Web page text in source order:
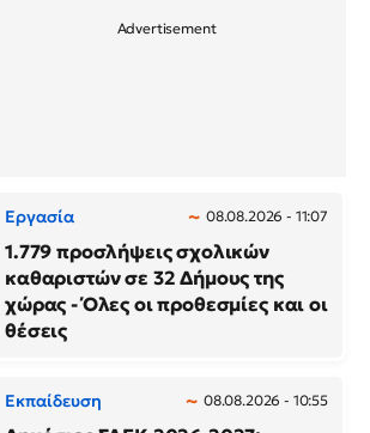
Εργασία 08.08.2026 - 11:07
1.779 προσλήψεις σχολικών
καθαριστών σε 32 Δήμους της
χώρας - Όλες οι προθεσμίες και οι
θέσεις
Εκπαίδευση 08.08.2026 - 10:55